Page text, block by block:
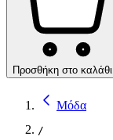
Προσθήκη στο καλάθι
Μόδα
/